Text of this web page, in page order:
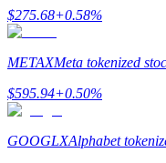
Deposit & Trade
Deposit CASHCAT
$275.68+0.58%
METAXMeta tokenized
$595.94+0.50%
GOOGLXAlphabet